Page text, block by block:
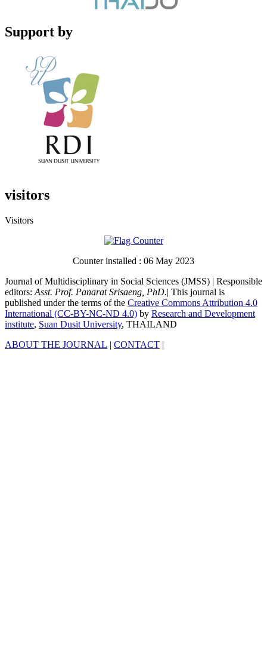
Support by
visitors
Visitors
Counter installed : 06 May 2023
Journal of Multidisciplinary in Social Sciences (JMSS) | Responsible
editors: Asst. Prof. Panarat Srisaeng, PhD.| This journal is
published under the terms of the Creative Commons Attribution 4.0
International (CC-BY-NC-ND 4.0) by Research and Development
institute, Suan Dusit University, THAILAND
ABOUT THE JOURNAL | CONTACT |